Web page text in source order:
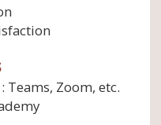
Zoom, etc.